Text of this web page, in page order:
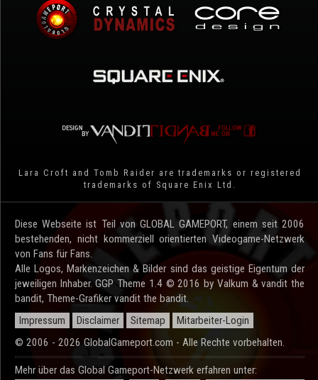
Lara Croft and Tomb Raider are trademarks or registered
trademarks of Square Enix Ltd.
Diese Webseite ist Teil von GLOBAL GAMEPORT, einem seit 2006
bestehenden, nicht kommerziell orientierten Videogame-Netzwerk
von Fans für Fans.
Alle Logos, Markenzeichen & Bilder sind das geistige Eigentum der
jeweiligen Inhaber. GGP Theme 1.4 © 2016 by Valkum & vandit the
bandit, Theme-Grafiker vandit the bandit.
Impressum
Disclaimer Sitemap
Mitarbeiter-Login
© 2006 - 2026 GlobalGameport.com - Alle Rechte vorbehalten.
Mehr über das Global Gameport-Netzwerk erfahren unter: